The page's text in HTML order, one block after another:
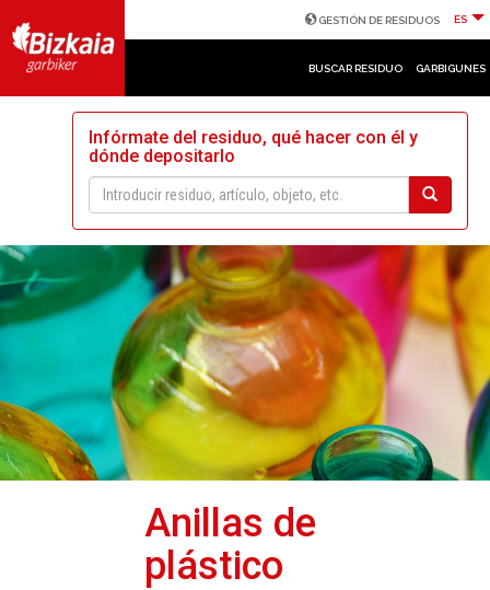
GESTIÓN DE RESIDUOS ES
BUSCAR RESIDUO GARBIGUNES
Infórmate del residuo, qué hacer con él y
dónde depositarlo
Anillas de
plástico